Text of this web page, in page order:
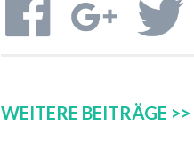
WEITERE BEITRÄGE >>